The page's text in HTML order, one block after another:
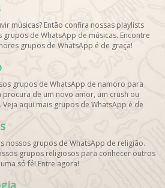
músicas? Então confira nossas playlists
grupos de WhatsApp de músicas. Encontre
grupos de WhatsApp é de graça!
grupos de WhatsApp de namoro para
procura de um novo amor, um crush ou
Veja aqui mais grupos de WhatsApp é de
nossos grupos de WhatsApp de religião.
grupos religiosos para conhecer outros
só fé! Entre agora!